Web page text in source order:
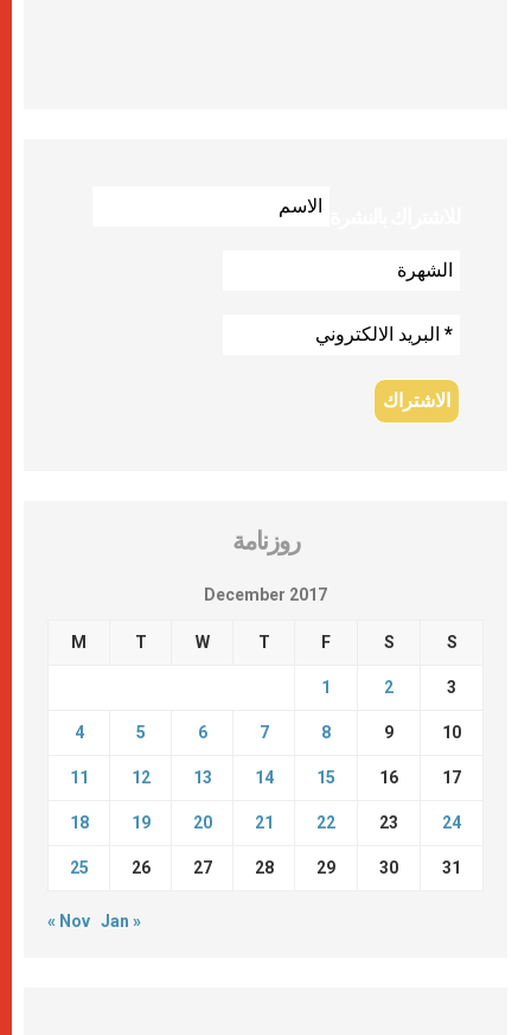
روزنامة
December 2017
M T W T F S S
1 2 3
4 5 6 7 8 9 10
11 12 13 14 15 16 17
18 19 20 21 22 23 24
25 26 27 28 29 30 31
« Nov Jan »